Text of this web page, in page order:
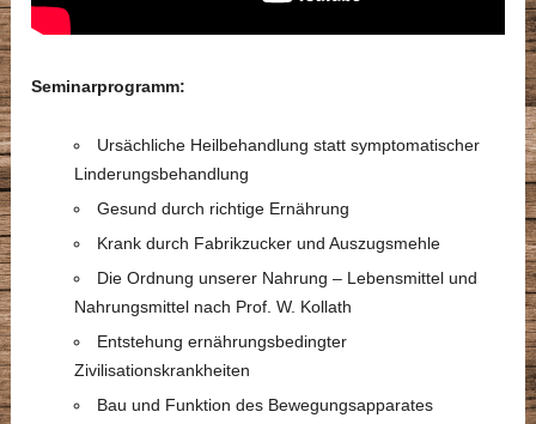
Seminarprogramm:
Ursächliche Heilbehandlung statt symptomatischer
Linderungsbehandlung
Gesund durch richtige Ernährung
Krank durch Fabrikzucker und Auszugsmehle
Die Ordnung unserer Nahrung – Lebensmittel und
Nahrungsmittel nach Prof. W. Kollath
Entstehung ernährungsbedingter
Zivilisationskrankheiten
Bau und Funktion des Bewegungsapparates